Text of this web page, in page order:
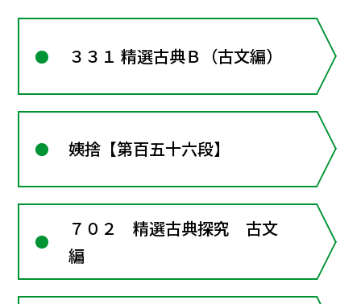
３３１ 精選古典Ｂ（古文編）
姨捨【第百五十六段】
７０２ 精選古典探究 古文
編